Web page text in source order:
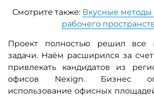
Смотрите также: Вкусные методы
рабочего
Проект полностью решил все
задачи. Наём расширился за
привлекать кандидатов из
офисов Nexign. Бизнес
использование офисных